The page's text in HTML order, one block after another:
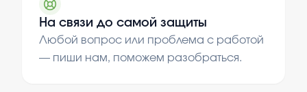
На связи до самой защиты
Любой вопрос или проблема с работой
— пиши нам, поможем разобраться.